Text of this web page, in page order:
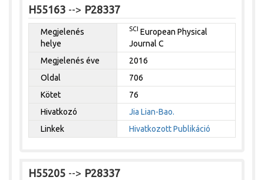
H55163 --> P28337
Megjelenés
helye
SCI European Physical
Journal C
Megjelenés éve
2016
Oldal
706
Kötet
76
Hivatkozó
Jia Lian-Bao.
Linkek
Hivatkozott Publikáció
H55205 --> P28337